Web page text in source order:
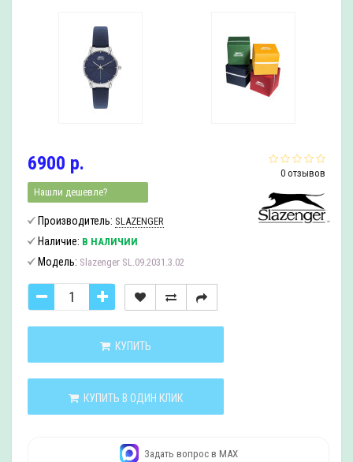
0 отзывов
6900 р.
Нашли дешевле?
Производитель: SLAZENGER
Наличие: В НАЛИЧИИ
Модель: Slazenger SL.09.2031.3.02
КУПИТЬ
КУПИТЬ В ОДИН КЛИК
Задать вопрос в MAX